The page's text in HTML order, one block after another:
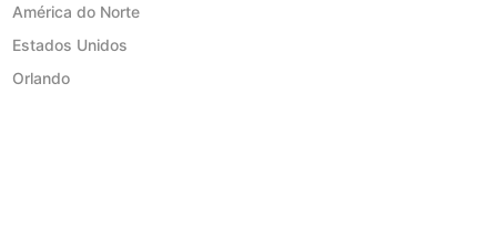
América do Norte
Estados Unidos
Orlando